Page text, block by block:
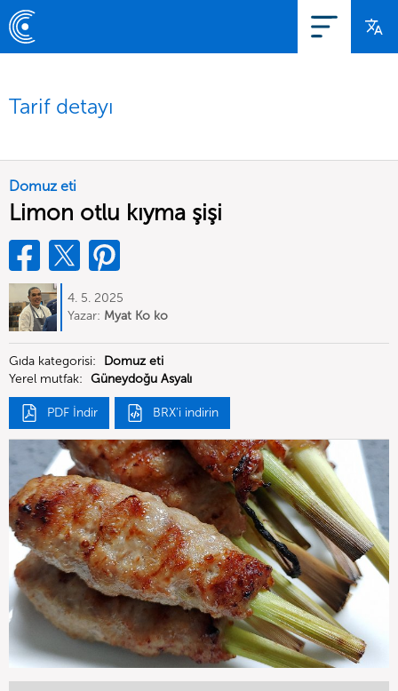
Tarif detayı
Domuz eti
Limon otlu kıyma şişi
4. 5. 2025
Yazar: Myat Ko ko
Gıda kategorisi:
Domuz eti
Yerel mutfak: Güneydoğu Asyalı
PDF İndir BRX'i indirin